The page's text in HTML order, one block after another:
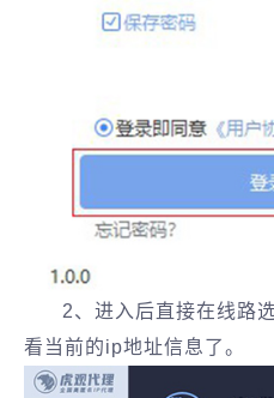
2、进入后直接在线路
看当前的ip地址信息了。